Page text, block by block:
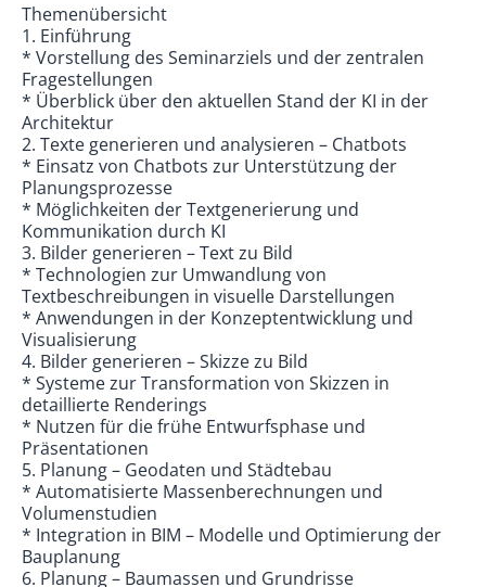
Themenübersicht
1. Einführung
* Vorstellung des Seminarziels und der zentralen
Fragestellungen
* Überblick über den aktuellen Stand der KI in der
Architektur
2. Texte generieren und analysieren – Chatbots
* Einsatz von Chatbots zur Unterstützung der
Planungsprozesse
* Möglichkeiten der Textgenerierung und
Kommunikation durch KI
3. Bilder generieren – Text zu Bild
* Technologien zur Umwandlung von
Textbeschreibungen in visuelle Darstellungen
* Anwendungen in der Konzeptentwicklung und
Visualisierung
4. Bilder generieren – Skizze zu Bild
* Systeme zur Transformation von Skizzen in
detaillierte Renderings
* Nutzen für die frühe Entwurfsphase und
Präsentationen
5. Planung – Geodaten und Städtebau
* Automatisierte Massenberechnungen und
Volumenstudien
* Integration in BIM – Modelle und Optimierung der
Bauplanung
6. Planung – Baumassen und Grundrisse